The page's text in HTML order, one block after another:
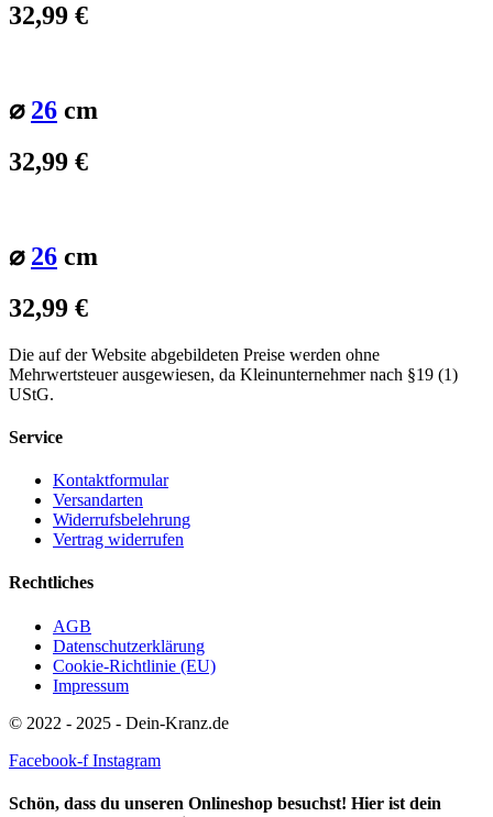
32,99 €
⌀ 26 cm
32,99 €
⌀ 26 cm
32,99 €
Die auf der Website abgebildeten Preise werden ohne
Mehrwertsteuer ausgewiesen, da Kleinunternehmer nach §19 (1)
UStG.
Service
Kontaktformular
Versandarten
Widerrufsbelehrung
Vertrag widerrufen
Rechtliches
AGB
Datenschutzerklärung
Cookie-Richtlinie (EU)
Impressum
© 2022 - 2025 - Dein-Kranz.de
Facebook-f Instagram
Schön, dass du unseren Onlineshop besuchst! Hier ist dein